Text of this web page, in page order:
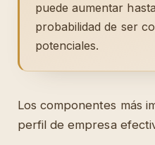
puede aumentar
probabilidad de ser
potenciales.
Los componentes más
perfil de empresa